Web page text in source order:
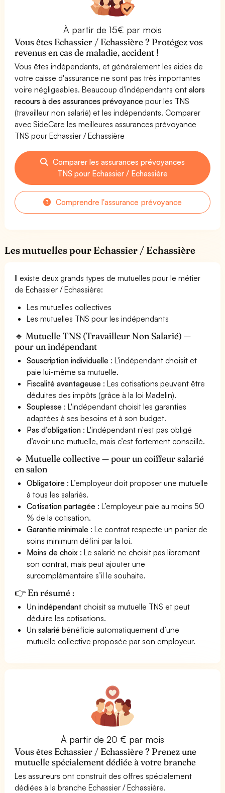
À partir de 15€ par mois
Vous êtes Echassier / Echassière ? Protégez vos
revenus en cas de maladie, accident !
Vous êtes indépendants, et généralement les aides de
votre caisse d'assurance ne sont pas très importantes
voire négligeables. Beaucoup d'indépendants ontalors
recours à des assurances prévoyance pour les TNS
(travailleur non salarié) et les indépendants. Comparer
avec SideCare les meilleures assurances prévoyance
TNS pour Echassier / Echassière
Comparer les assurances prévoyances
TNS pour Echassier / Echassière
Comprendre l'assurance prévoyance
Les mutuelles pour Echassier / Echassière
Il existe deux grands types de mutuelles pour le métier
de Echassier / Echassière:
Les mutuelles collectives
Les mutuelles TNS pour les indépendants
🔹 Mutuelle TNS (Travailleur Non Salarié) —
pour un indépendant
Souscription individuelle : L'indépendant choisit et
paie lui-même sa mutuelle.
Fiscalité avantageuse : Les cotisations peuvent être
déduites des impôts (grâce à la loi Madelin).
Souplesse : L'indépendant choisit les garanties
adaptées à ses besoins et à son budget.
Pas d’obligation : L'indépendant n'est pas obligé
d’avoir une mutuelle, mais c’est fortement conseillé.
🔹 Mutuelle collective — pour un coiffeur salarié
en salon
Obligatoire : L’employeur doit proposer une mutuelle
à tous les salariés.
Cotisation partagée : L’employeur paie au moins 50
% de la cotisation.
Garantie minimale : Le contrat respecte un panier de
soins minimum défini par la loi.
Moins de choix : Le salarié ne choisit pas librement
son contrat, mais peut ajouter une
surcomplémentaire s’il le souhaite.
👉 En résumé :
Unindépendant choisit sa mutuelle TNS et peut
déduire les cotisations.
Unsalarié bénéficie automatiquement d’une
mutuelle collective proposée par son employeur.
À partir de 20 € par mois
Vous êtes Echassier / Echassière ? Prenez une
mutuelle spécialement dédiée à votre branche
Les assureurs ont construit des offres spécialement
dédiées à la branche Echassier / Echassière.